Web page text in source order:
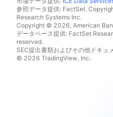
参照データ提供: FactSet.
Research Systems Inc.
Copyright © 2026, American
データベース提供: FactSet
reserved.
SEC提出書類およびその他ドキュ
© 2026 TradingView, Inc.